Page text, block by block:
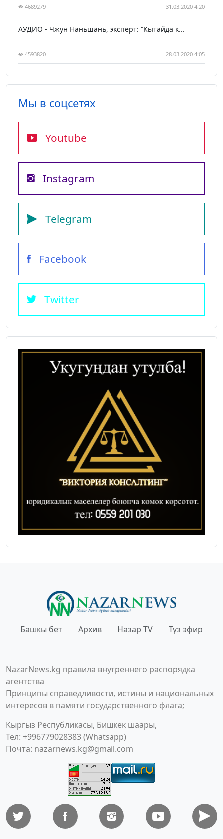
4689279 31.03.2020 4:20
АУДИО - Чжун Наньшань, эксперт: “Кытайда к...
4593820 28.03.2020 4:05
Мы в соцсетях
Youtube
Instagram
Telegram
Facebook
Twitter
Башкы бет Архив Назар TV Түз эфир
NazarNews.kg правила внутреннего распорядка
агентства
Принципы справедливости, истины и национальных
интересов в памяти государственного флага;
Кыргыз Республикасы, Бишкек шаары,
Тел: +996779028383 (Whatsapp)
Почта: nazarnews.kg@gmail.com